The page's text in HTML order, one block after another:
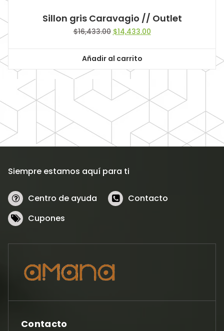
Sillon gris Caravagio // Outlet
$16,433.00 Original
$16,433.00.
$14,433.00Current
Añadir al carrito
Siempre estamos aquí para ti
Centro de ayuda
Contacto
Cupones
Contacto